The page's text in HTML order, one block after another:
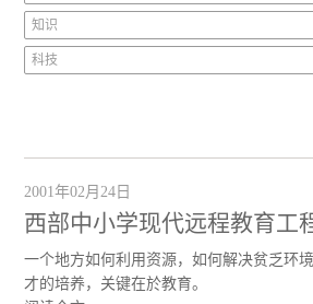
知识
科技
2001年02月24日
西部中小学现代远程教育工
一个地方如何利用资源，如何解决贫乏环
才的培养，关键在於教育。